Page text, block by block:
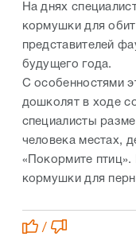
На днях
кормушки для
представителей
будущего года.
С особенностями
дошколят в ходе
специалисты
человека местах,
«Покормите
кормушки для
/